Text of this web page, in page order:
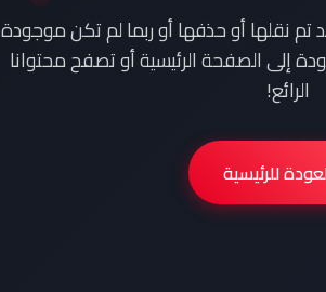
تم نقلها أو حذفها أو ربما لم تكن موجودة
إلى الصفحة الرئيسية أو تصفح محتوانا
الرائع!
للرئيسية